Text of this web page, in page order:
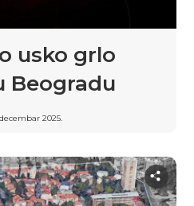
usko grlo
Beogradu
2025.